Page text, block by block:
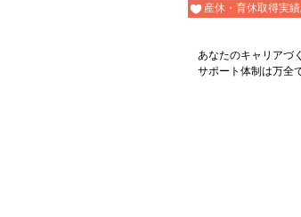
産休・育休取得実績
あなたのキャリアづ
サポート体制は万全